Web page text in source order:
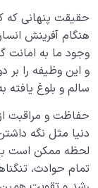
چگونه عمل
خودمان تبدیل
آیا رسیدن به
همه می توانند
تحول ذاتی
سلامت قلب
چگونه با جدیت
هدفمند و
حقیقت پنهانی که
هنگام آفرینش
وجود ما به امانت
و این وظیفه را بر
سالم و بلوغ
حفاظت و مراقبت
دنیا مثل نگه
لحظه ممکن است
تمام حوادث،